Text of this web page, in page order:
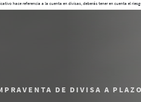
hace referencia a la cuenta en divisas, deberás tener en cuenta el
DE DIVISA A PLAZO